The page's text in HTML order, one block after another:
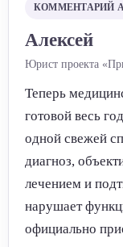
КОММЕНТАРИЙ
Алексей
Юрист проекта
Теперь
готовой весь
одной свежей
диагноз,
лечением и
нарушает
официально